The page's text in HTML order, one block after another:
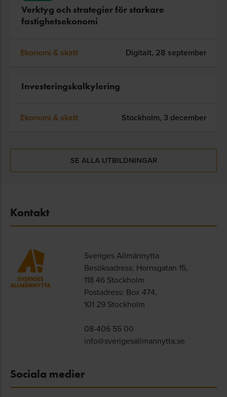
Verktyg och strategier för starkare
fastighetsekonomi
Ekonomi & skatt Digitalt, 28 september
Investeringskalkylering
Ekonomi & skatt Stockholm, 3 december
SE ALLA UTBILDNINGAR
Kontakt
Sveriges Allmännytta
Besöksadress: Hornsgatan 15,
118 46 Stockholm
Postadress: Box 474,
101 29 Stockholm
08-406 55 00
info@sverigesallmannytta.se
Sociala medier